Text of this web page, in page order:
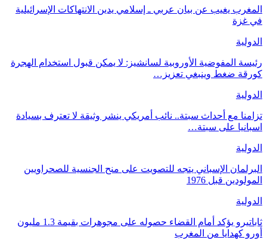
المغرب يغيب عن بيان عربي ـ إسلامي يدين الانتهاكات الإسرائيلية
في غزة
الدولية
رئيسة المفوضية الأوروبية لسانشيز: لا يمكن قبول استخدام الهجرة
كورقة ضغط وينبغي تعزيز…
الدولية
تزامنا مع أحداث سبتة.. نائب أمريكي ينشر وثيقة لا تعترف بسيادة
اسبانيا على سبتة…
الدولية
البرلمان الإسباني يتجه للتصويت على منح الجنسية للصحراويين
المولودين قبل 1976
الدولية
ثاباتيرو يؤكد أمام القضاء حصوله على مجوهرات بقيمة 1.3 مليون
أورو كهدايا من المغرب